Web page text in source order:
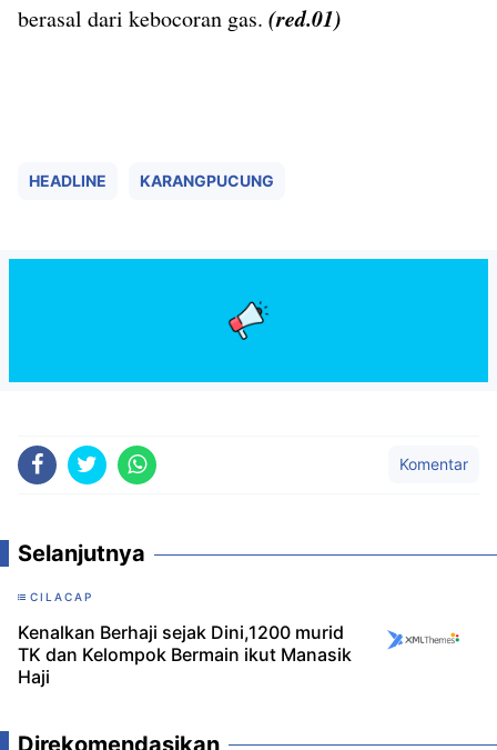
berasal dari kebocoran gas. (red.01)
HEADLINE KARANGPUCUNG
Komentar
Selanjutnya
CILACAP
Kenalkan Berhaji sejak Dini,1200 murid
TK dan Kelompok Bermain ikut Manasik
Haji